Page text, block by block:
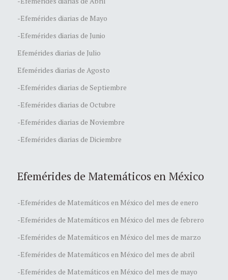
-Efemérides diarias de Mayo
-Efemérides diarias de Junio
Efemérides diarias de Julio
Efemérides diarias de Agosto
-Efemérides diarias de Septiembre
-Efemérides diarias de Octubre
-Efemérides diarias de Noviembre
-Efemérides diarias de Diciembre
Efemérides de Matemáticos en México
-Efemérides de Matemáticos en México del mes de enero
-Efemérides de Matemáticos en México del mes de febrero
-Efemérides de Matemáticos en México del mes de marzo
-Efemérides de Matemáticos en México del mes de abril
-Efemérides de Matemáticos en México del mes de mayo